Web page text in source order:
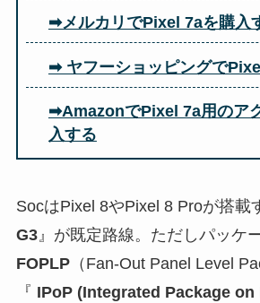
➡メルカリでPixel 7aを購入
➡ ヤフーショッピングで
➡AmazonでPixel 7a用のア
入する
SocはPixel 8やPixel 8 Proが搭載
G3』が既定路線。ただしパッケ
FOPLP（Fan-Out Panel Level
『 IPoP (Integrated Package on